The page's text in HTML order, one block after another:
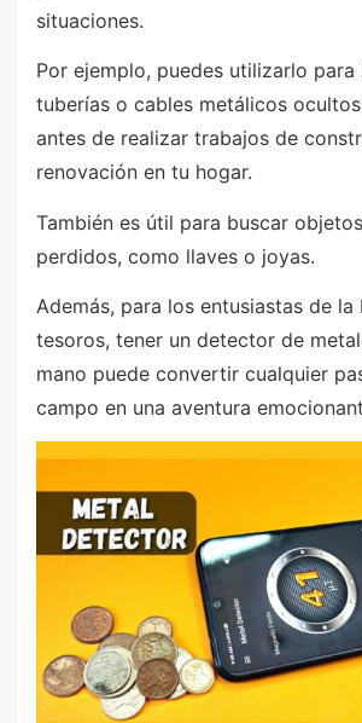
situaciones.
Por ejemplo, puedes utilizarlo para
tuberías o cables metálicos
antes de realizar trabajos de
renovación en tu hogar.
También es útil para buscar
perdidos, como llaves o joyas.
Además, para los entusiastas de la
tesoros, tener un detector de
mano puede convertir cualquier
campo en una aventura